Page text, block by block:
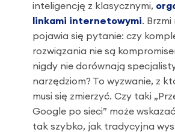
inteligencję z klasycznymi,
linkami internetowymi. Brzmi
pojawia się pytanie: czy
rozwiązania nie są
nigdy nie dorównają
narzędziom? To wyzwanie, z
musi się zmierzyć. Czy taki
Google po sieci” może
tak szybko, jak tradycyjna